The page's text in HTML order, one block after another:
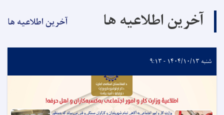
آخرین اطلاعیه ها آخرین اطلاعیه ها
شنبه ۱۴۰۴/۱۰/۱۳ - ۹:۱۳